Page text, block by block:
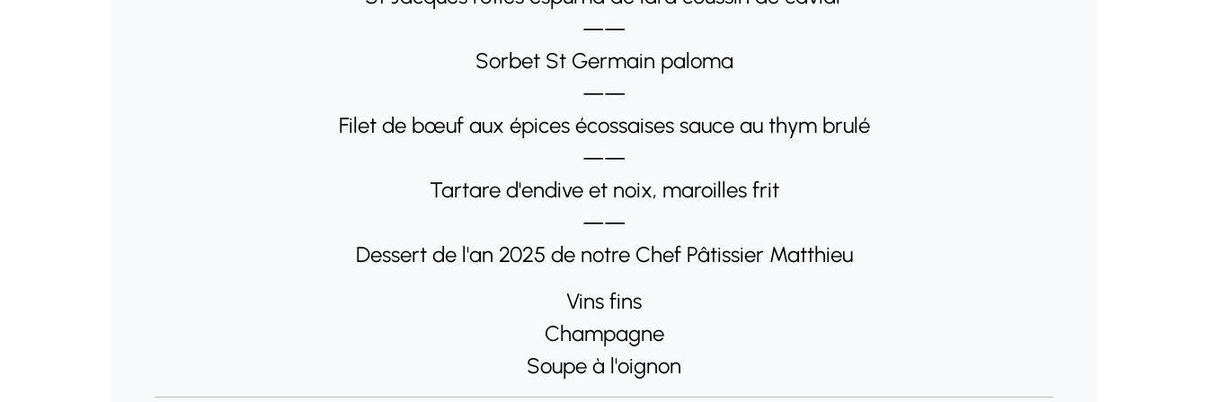
——
Sorbet St Germain paloma
——
Filet de bœuf aux épices écossaises sauce au thym brulé
——
Tartare d'endive et noix, maroilles frit
——
Dessert de l'an 2025 de notre Chef Pâtissier Matthieu
Vins fins
Champagne
Soupe à l'oignon